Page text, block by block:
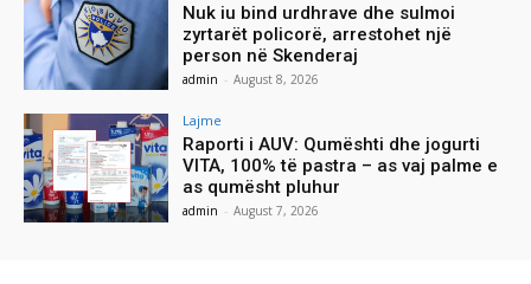
Nuk iu bind urdhrave dhe sulmoi
zyrtarët policorë, arrestohet një
person në Skenderaj
admin - August 8, 2026
Lajme
Raporti i AUV: Qumështi dhe jogurti
VITA, 100% të pastra – as vaj palme e
as qumësht pluhur
admin - August 7, 2026